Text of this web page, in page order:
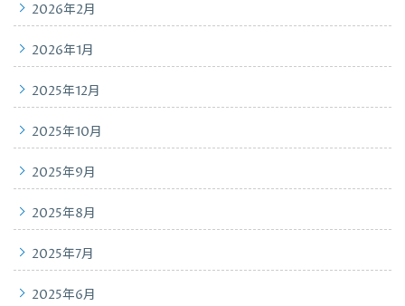
2026年2月
2026年1月
2025年12月
2025年10月
2025年9月
2025年8月
2025年7月
2025年6月